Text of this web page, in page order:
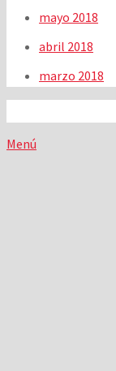
mayo 2018
abril 2018
marzo 2018
Menú